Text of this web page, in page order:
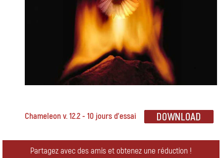
Chameleon v. 12.2 - 10 jours d'essai
Partagez avec des amis et obtenez une réduction !